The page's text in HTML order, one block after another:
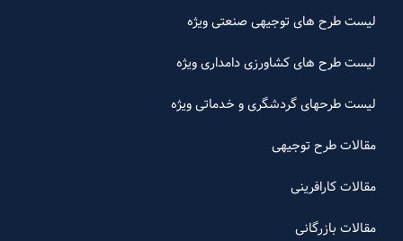
لیست طرح های توجیهی صنعتی ویژه
لیست طرح های کشاورزی دامداری ویژه
لیست طرحهای گردشگری و خدماتی ویژه
مقالات طرح توجیهی
مقالات کارافرینی
مقالات بازرگانی